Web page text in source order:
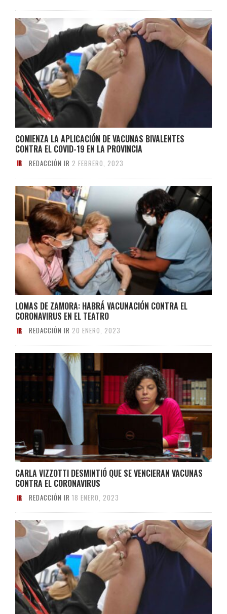
COMIENZA LA APLICACIÓN DE VACUNAS BIVALENTES
CONTRA EL COVID-19 EN LA PROVINCIA
REDACCIÓN IR 2 FEBRERO, 2023
LOMAS DE ZAMORA: HABRÁ VACUNACIÓN CONTRA EL
CORONAVIRUS EN EL TEATRO
REDACCIÓN IR 20 ENERO, 2023
CARLA VIZZOTTI DESMINTIÓ QUE SE VENCIERAN VACUNAS
CONTRA EL CORONAVIRUS
REDACCIÓN IR 18 ENERO, 2023